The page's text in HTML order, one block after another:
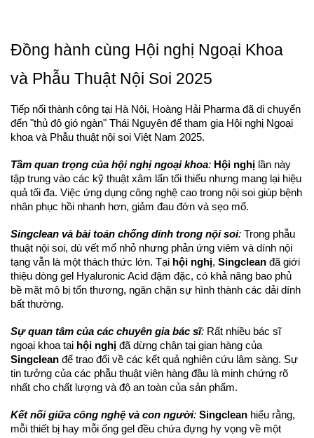
Đồng hành cùng Hội nghị Ngoại Khoa
và Phẫu Thuật Nội Soi 2025
Tiếp nối thành công tại Hà Nội, Hoàng Hải Pharma đã di chuyển
đến "thủ đô gió ngàn" Thái Nguyên để tham gia Hội nghị Ngoại
khoa và Phẫu thuật nội soi Việt Nam 2025.
Tầm quan trọng của hội nghị ngoại khoa: Hội nghị lần này
tập trung vào các kỹ thuật xâm lấn tối thiểu nhưng mang lại hiệu
quả tối đa. Việc ứng dụng công nghệ cao trong nội soi giúp bệnh
nhân phục hồi nhanh hơn, giảm đau đớn và sẹo mổ.
Singclean và bài toán chống dính trong nội soi: Trong phẫu
thuật nội soi, dù vết mổ nhỏ nhưng phản ứng viêm và dính nội
tạng vẫn là một thách thức lớn. Tại hội nghị, Singclean đã giới
thiệu dòng gel Hyaluronic Acid đậm đặc, có khả năng bao phủ
bề mặt mô bị tổn thương, ngăn chặn sự hình thành các dải dính
bất thường.
Sự quan tâm của các chuyên gia bác sĩ: Rất nhiều bác sĩ
ngoại khoa tại hội nghị đã dừng chân tại gian hàng của
Singclean để trao đổi về các kết quả nghiên cứu lâm sàng. Sự
tin tưởng của các phẫu thuật viên hàng đầu là minh chứng rõ
nhất cho chất lượng và độ an toàn của sản phẩm.
Kết nối giữa công nghệ và con người: Singclean hiểu rằng,
mỗi thiết bị hay mỗi ống gel đều chứa đựng hy vọng về một